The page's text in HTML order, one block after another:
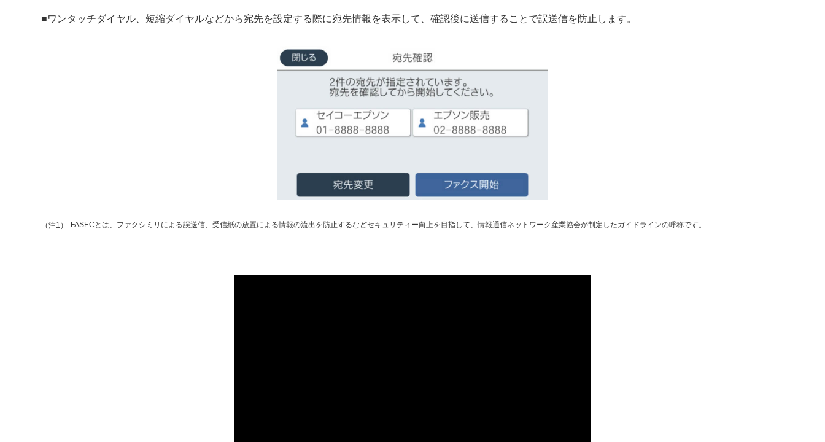
■ワンタッチダイヤル、短縮ダイヤルなどから宛先を設定する際に宛先情報を表示して、確認後に送信することで誤送信を防止します。
（注1） FASECとは、ファクシミリによる誤送信、受信紙の放置による情報の流出を防止するなどセキュリティー向上を目指して、情報通信ネットワーク産業協会が制定したガイドラインの呼称です。